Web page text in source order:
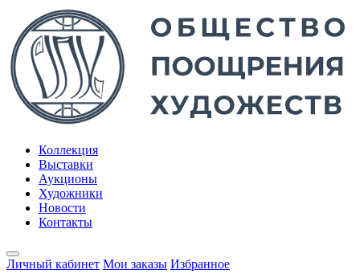
Коллекция
Выставки
Аукционы
Художники
Новости
Контакты
Личный кабинет Мои заказы Избранное